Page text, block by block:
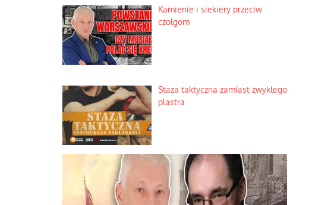
Kamienie i siekiery przeciw
czołgom
Staza taktyczna zamiast zwykłego
plastra